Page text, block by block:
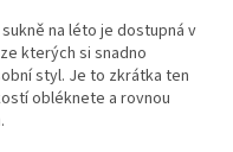
na léto je dostupná v
kterých si snadno
styl. Je to zkrátka ten
obléknete a rovnou